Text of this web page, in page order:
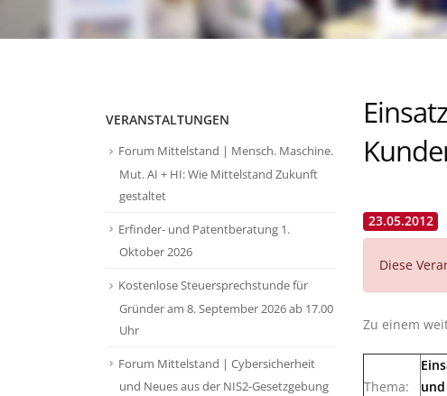
23.05.2012
Diese
Zu einem
Thema:
VERANSTALTUNGEN
Forum Mittelstand | Mensch. Maschine.
Mut. AI + HI: Wie Mittelstand Zukunft
gestaltet
Erfinder- und Patentberatung 1.
Oktober 2026
Kostenlose Steuersprechstunde für
Gründer am 8. September 2026 ab 17.00
Uhr
Forum Mittelstand | Cybersicherheit
und Neues aus der NIS2-Gesetzgebung